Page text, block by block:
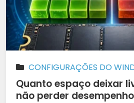
CONFIGURAÇÕES DO
Quanto espaço deixar
não perder